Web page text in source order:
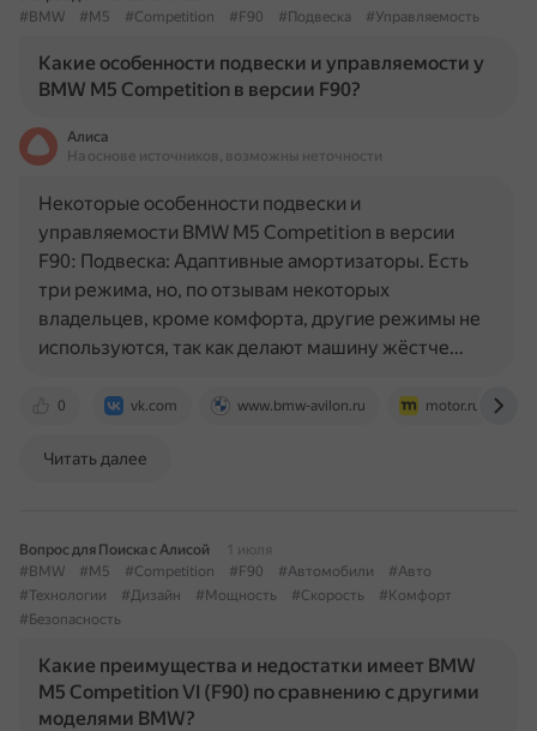
#BMW
#M5 #Competition #F90 #Подвеска #Управляемость
Какие особенности подвески и управляемости у
BMW M5 Competition в версии F90?
Алиса
На основе источников, возможны неточности
0 vk.com www.bmw-avilon.ru motor.ru
Некоторые особенности подвески и
управляемости BMW M5 Competition в версии
F90: Подвеска: Адаптивные амортизаторы. Есть
три режима, но, по отзывам некоторых
владельцев, кроме комфорта, другие режимы не
используются, так как делают машину жёстче…
Читать далее
Вопрос для Поиска с Алисой
1 июля
#BMW
#M5 #Competition #F90 #Автомобили
#Авто
#Технологии
#Дизайн #Мощность #Скорость
#Комфорт
#Безопасность
Какие преимущества и недостатки имеет BMW
M5 Competition VI (F90) по сравнению с другими
моделями BMW?